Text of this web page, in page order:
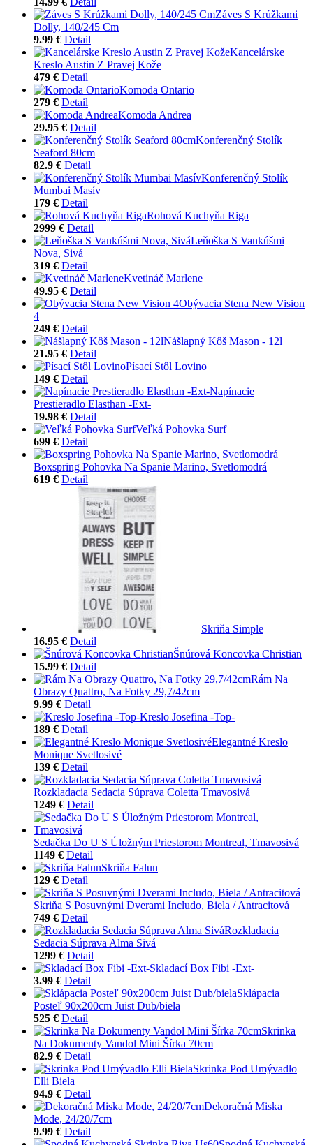
Záves S Krúžkami
Dolly, 140/245 Cm
9.99 € Detail
Kancelárske
Kreslo Austin Z Pravej Kože
479 € Detail
Komoda Ontario
279 € Detail
Komoda Andrea
29.95 € Detail
Konferenčný Stolík
Seaford 80cm
82.9 € Detail
Konferenčný Stolík
Mumbai Masív
179 € Detail
Rohová Kuchyňa Riga
2999 € Detail
Leňoška S Vankúšmi
Nova, Sivá
319 € Detail
Kvetináč Marlene
49.95 € Detail
Obývacia Stena New Vision
4
249 € Detail
Nášlapný Kôš Mason - 12l
21.95 € Detail
Písací Stôl Lovino
149 € Detail
Napínacie
Prestieradlo Elasthan -Ext-
19.98 € Detail
Veľká Pohovka Surf
699 € Detail
Boxspring Pohovka Na Spanie Marino, Svetlomodrá
619 € Detail
Skriňa Simple
16.95 € Detail
Šnúrová Koncovka Christian
15.99 € Detail
Rám Na
Obrazy Quattro, Na Fotky 29,7/42cm
9.99 € Detail
Kreslo Josefina -Top-
189 € Detail
Elegantné Kreslo
Monique Svetlosivé
139 € Detail
Rozkladacia Sedacia Súprava Coletta Tmavosivá
1249 € Detail
Sedačka Do U S Úložným Priestorom Montreal, Tmavosivá
1149 € Detail
Skriňa Falun
129 € Detail
Skriňa S Posuvnými Dverami Includo, Biela / Antracitová
749 € Detail
Rozkladacia
Sedacia Súprava Alma Sivá
1299 € Detail
Skladací Box Fibi -Ext-
3.99 € Detail
Sklápacia
Posteľ 90x200cm Juist Dub/biela
525 € Detail
Skrinka
Na Dokumenty Vandol Mini Šírka 70cm
82.9 € Detail
Skrinka Pod Umývadlo
Elli Biela
94.9 € Detail
Dekoračná Miska
Mode, 24/20/7cm
9.99 € Detail